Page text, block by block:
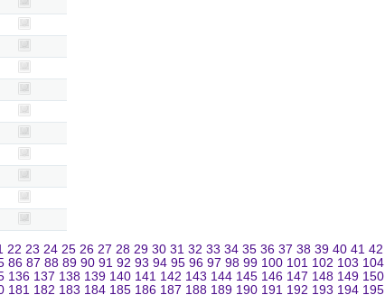
22 23 24 25 26 27 28 29 30 31 32 33 34 35 36 37 38 39 40 41 42
86 87 88 89 90 91 92 93 94 95 96 97 98 99 100 101 102 103 104
136 137 138 139 140 141 142 143 144 145 146 147 148 149 150
181 182 183 184 185 186 187 188 189 190 191 192 193 194 195